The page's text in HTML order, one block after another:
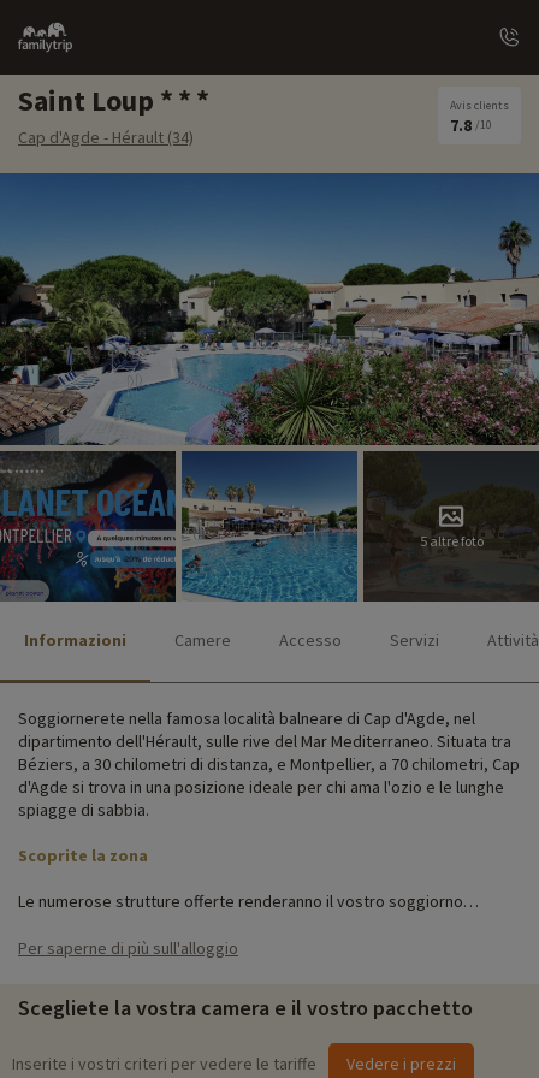
Family
trip
Saint Loup
Cap d'Agde - Hérault (34)
Avis clients
7.8 /10
5 altre foto
Informazioni Camere Accesso Servizi Attività
Soggiornerete nella famosa località balneare di Cap d'Agde, nel
dipartimento dell'Hérault, sulle rive del Mar Mediterraneo. Situata tra
Béziers, a 30 chilometri di distanza, e Montpellier, a 70 chilometri, Cap
d'Agde si trova in una posizione ideale per chi ama l'ozio e le lunghe
spiagge di sabbia.
Scoprite la zona
Le numerose strutture offerte renderanno il vostro soggiorno
piscina all'aperto con vasca per bambini. Un parcheggio privato
Il residence Saint Loup offre appartamenti spaziosi con bagno
privato, angolo cottura completo (frigorifero, piano cottura,
lavastoviglie e microonde) e terrazza o balcone con mobili da
Per saperne di più sull'alloggio
Scegliete la vostra camera e il vostro pacchetto
Inserite i vostri criteri per vedere le tariffe Vedere i prezzi